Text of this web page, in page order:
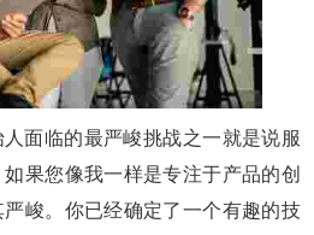
面临的最严峻挑战之一就是说服
果您像我一样是专注于产品的创
峻。你已经确定了一个有趣的技